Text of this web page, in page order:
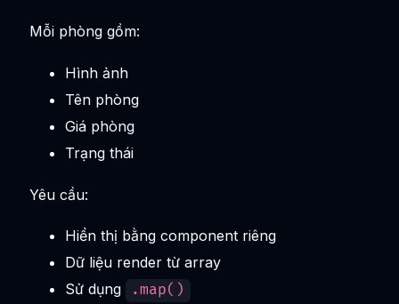
Mỗi phòng gồm:
Hình ảnh
Tên phòng
Giá phòng
Trạng thái
Yêu cầu:
Hiển thị bằng component riêng
Dữ liệu render từ array
Sử dụng
.map()